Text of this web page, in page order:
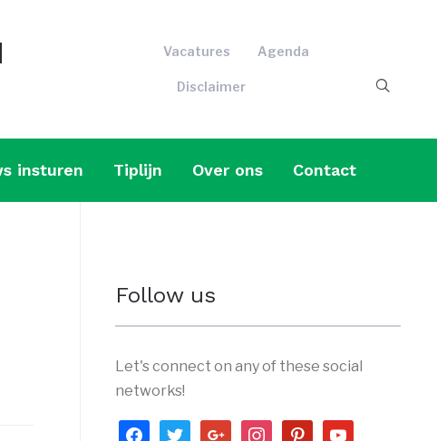
Vacatures Agenda
Disclaimer
insturen Tiplijn Over ons Contact
Follow us
Let's connect on any of these social
networks!
facebooktwittergoogle instagrampinterestyoutube